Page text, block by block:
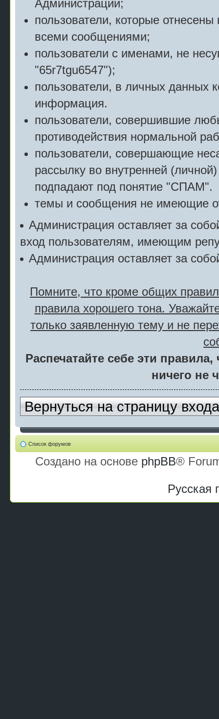
Администрации;
пользователи, которые
всеми сообщениями;
пользователи с именами, не
"65r7tgu6547");
пользователи, в личных данных
информация.
пользователи, совершившие
противодействия нормальной
пользователи, совершающие
рассылку во внутренней
подпадают под понятие "СПАМ".
темы и сообщения не имеющие
Администрация оставляет за
вход пользователям, имеющим
Администрация оставляет за
Помните, что кроме общих
правила хорошего тона.
только заявленную тему и не
Распечатайте себе эти
ничего не
Вернуться на страницу входа
Список форумов
Создано на основе phpBB®
Русская